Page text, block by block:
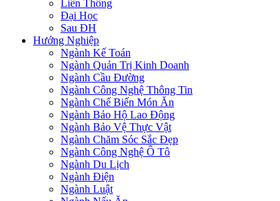
Liên Thông
Đại Học
Sau ĐH
Hướng Nghiệp
Ngành Kế Toán
Ngành Quản Trị Kinh Doanh
Ngành Cầu Đường
Ngành Công Nghệ Thông Tin
Ngành Chế Biến Món Ăn
Ngành Bảo Hộ Lao Động
Ngành Bảo Vệ Thực Vật
Ngành Chăm Sóc Sắc Đẹp
Ngành Công Nghệ Ô Tô
Ngành Du Lịch
Ngành Điện
Ngành Luật